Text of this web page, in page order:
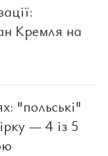
Кремля на
"польські"
— 4 із 5